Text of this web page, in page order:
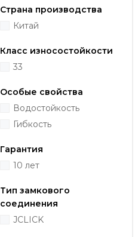
Страна производства
Китай
Класс износостойкости
33
Особые свойства
Водостойкость
Гибкость
Гарантия
10 лет
Тип замкового
соединения
JCLICK